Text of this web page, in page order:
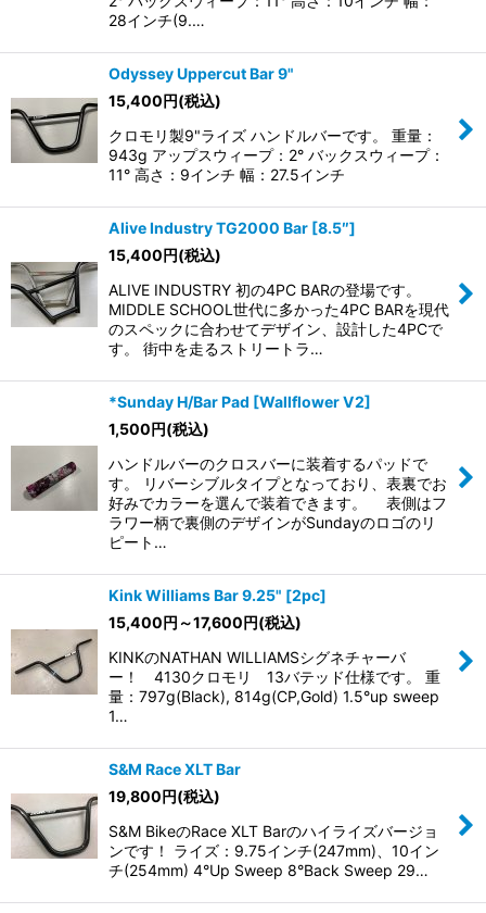
28インチ(9.…
Odyssey Uppercut Bar 9"
15,400円(税込)
クロモリ製9"ライズ ハンドルバーです。 重量：
943g アップスウィープ：2° バックスウィープ：
11° 高さ：9インチ 幅：27.5インチ
Alive Industry TG2000 Bar [8.5″]
15,400円(税込)
ALIVE INDUSTRY 初の4PC BARの登場です。
MIDDLE SCHOOL世代に多かった4PC BARを現代
のスペックに合わせてデザイン、設計した4PCで
す。 街中を走るストリートラ…
*Sunday H/Bar Pad [Wallflower V2]
1,500円(税込)
ハンドルバーのクロスバーに装着するパッドで
す。 リバーシブルタイプとなっており、表裏でお
好みでカラーを選んで装着できます。 表側はフ
ラワー柄で裏側のデザインがSundayのロゴのリ
ピート…
Kink Williams Bar 9.25" [2pc]
15,400円 ～17,600円(税込)
KINKのNATHAN WILLIAMSシグネチャーバ
ー！ 4130クロモリ 13バテッド仕様です。 重
量：797g(Black), 814g(CP,Gold) 1.5°up sweep
1…
S&M Race XLT Bar
19,800円(税込)
S&M BikeのRace XLT Barのハイライズバージョ
ンです！ ライズ：9.75インチ(247mm)、10イン
チ(254mm) 4°Up Sweep 8°Back Sweep 29…